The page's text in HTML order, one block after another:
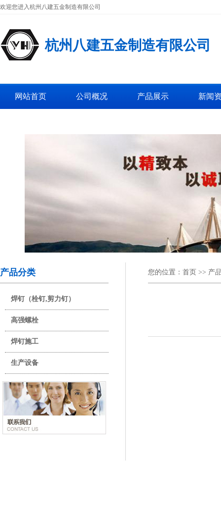
欢迎您进入杭州八建五金制造有限公司
杭州八建五金制造有限公司
网站首页 公司概况 产品展示 新闻
产品分类
焊钉（栓钉,剪力钉）
高强螺栓
焊钉施工
生产设备
您的位置： 首页 >> 产